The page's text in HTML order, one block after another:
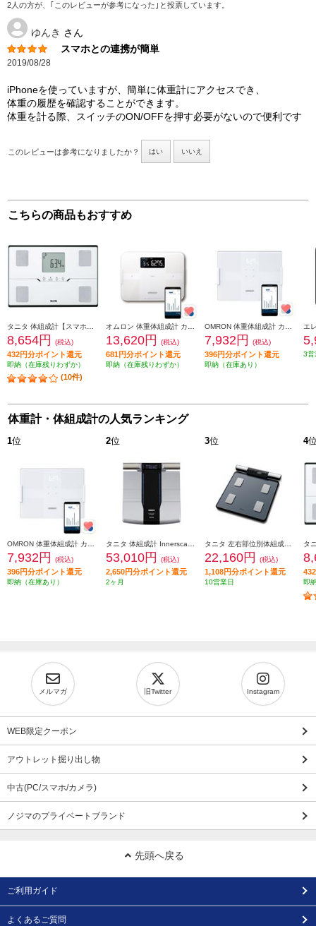
2人の方が、｢このレビューが参考になった｣と投票しています。
ゆんき さん
スマホとの連携が簡単
2019/08/28
iPhoneを使っていますが、簡単に体重計にアクセスでき、
体重の履歴を確認することができます。
体重を計る際、スイッチのON/OFFを押す必要がないので便利です
このレビューは参考になりましたか？ はい いいえ
こちらの商品もおすすめ
8,654円 (税込)
432円分ポイント還元
即納（在庫残りわずか）
(10件)
13,620円 (税込)
681円分ポイント還元
即納（在庫残りわずか）
7,932円 (税込)
396円分ポイント還元
即納（在庫あり）
3営
体重計・体組成計の人気ランキング
1位
7,932円 (税込)
396円分ポイント還元
即納（在庫あり）
2位
53,010円 (税込)
2,650円分ポイント還元
2ヶ月
3位
22,160円 (税込)
1,108円分ポイント還元
10営業日
4
即
メルマガ 旧Twitter Instagram
WEB限定クーポン
アウトレット掘り出し物
中古(PC/スマホ/カメラ)
ノジマのプライベートブランド
先頭へ戻る
ご利用ガイド
よくあるご質問